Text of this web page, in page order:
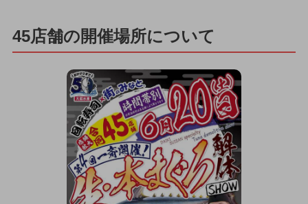
45店舗の開催場所について